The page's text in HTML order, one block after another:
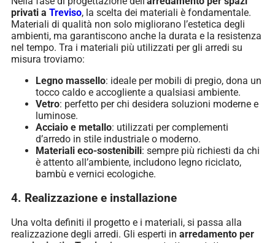
privati a Treviso, la scelta dei materiali è fondamentale.
Materiali di qualità non solo migliorano l’estetica degli
ambienti, ma garantiscono anche la durata e la resistenza
nel tempo. Tra i materiali più utilizzati per gli arredi su
misura troviamo:
Legno massello: ideale per mobili di pregio, dona un
tocco caldo e accogliente a qualsiasi ambiente.
Vetro: perfetto per chi desidera soluzioni moderne e
luminose.
Acciaio e metallo: utilizzati per complementi
d’arredo in stile industriale o moderno.
Materiali eco-sostenibili: sempre più richiesti da chi
è attento all’ambiente, includono legno riciclato,
bambù e vernici ecologiche.
4. Realizzazione e installazione
Una volta definiti il progetto e i materiali, si passa alla
realizzazione degli arredi. Gli esperti in arredamento per